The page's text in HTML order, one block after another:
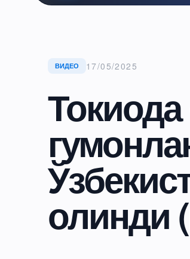
ВИДЕО 17/05/2025
олинди